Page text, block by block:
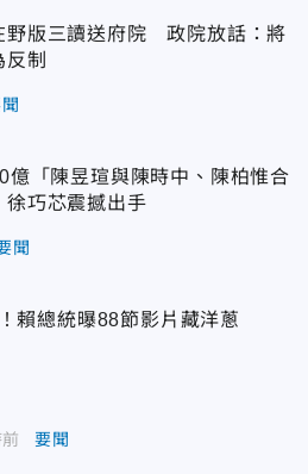
野版三讀送府院 政院放話：將
制
億「陳昱瑄與陳時中、陳柏惟合
徐巧芯震撼出手
聞
賴總統曝88節影片藏洋蔥
要聞